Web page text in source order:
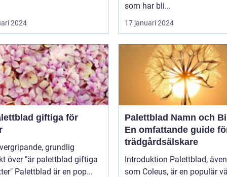
2024
som har bli...
17 januari 2024
giftiga för
över "är palettblad giftiga
för katter" Palettblad är en pop...
Palettblad Namn och
En omfattande guide
trädgårdsälskare
Introduktion Palettblad,
som Coleus, är en populär